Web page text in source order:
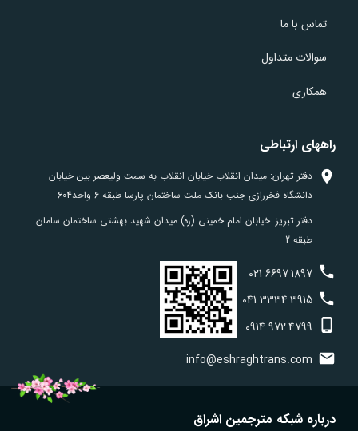
تماس با ما
سوالات متداول
همکاری
راههای ارتباطی
دفتر تهران: میدان انقلاب خیابان انقلاب به سمت ولیعصر بین خیابان
دانشگاه فخررازی جنب بانک ملت ساختمان پارسا طبقه 6 واحد604
دفتر تبریز: خیابان امام خمینی (ره) میدان شهید بهشتی ساختمان سامان
طبقه 2
021 66971897
041 33343915
0914 9724799
info@eshraghtrans.com
درباره شبکه مترجمین اشراق